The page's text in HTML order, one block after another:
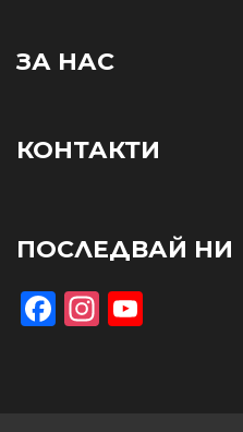
ЗА НАС
КОНТАКТИ
ПОСЛЕДВАЙ НИ
Facebook
Instagram